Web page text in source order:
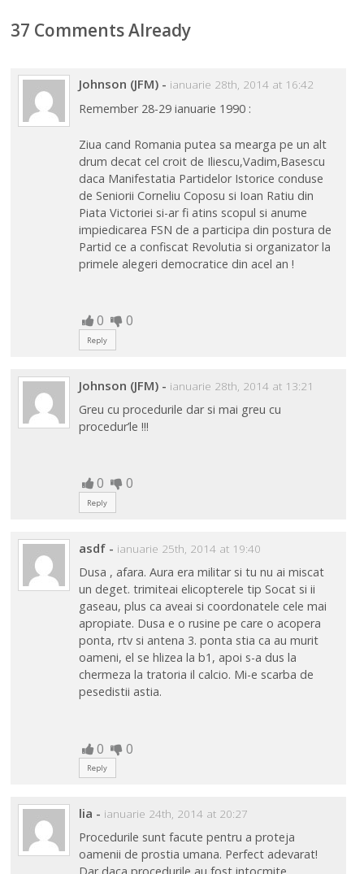
37 Comments Already
Johnson (JFM) - ianuarie 28th, 2014 at 16:42
Remember 28-29 ianuarie 1990 :
Ziua cand Romania putea sa mearga pe un alt
drum decat cel croit de Iliescu,Vadim,Basescu
daca Manifestatia Partidelor Istorice conduse
de Seniorii Corneliu Coposu si Ioan Ratiu din
Piata Victoriei si-ar fi atins scopul si anume
impiedicarea FSN de a participa din postura de
Partid ce a confiscat Revolutia si organizator la
primele alegeri democratice din acel an !
0 0
Reply
Johnson (JFM) - ianuarie 28th, 2014 at 13:21
Greu cu procedurile dar si mai greu cu
procedur’le !!!
0 0
Reply
asdf - ianuarie 25th, 2014 at 19:40
Dusa , afara. Aura era militar si tu nu ai miscat
un deget. trimiteai elicopterele tip Socat si ii
gaseau, plus ca aveai si coordonatele cele mai
apropiate. Dusa e o rusine pe care o acopera
ponta, rtv si antena 3. ponta stia ca au murit
oameni, el se hlizea la b1, apoi s-a dus la
chermeza la tratoria il calcio. Mi-e scarba de
pesedistii astia.
0 0
Reply
lia - ianuarie 24th, 2014 at 20:27
Procedurile sunt facute pentru a proteja
oamenii de prostia umana. Perfect adevarat!